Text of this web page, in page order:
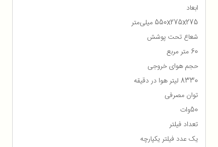
ابعاد
550x275x275 میلی‌متر
شعاع تحت پوشش
60 متر مربع
حجم هوای خروجی
8330 لیتر هوا در دقیقه
توان مصرفی
50وات
تعداد فیلتر
یک عدد فیلتر یکپارچه